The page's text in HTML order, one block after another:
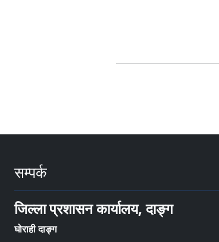
सम्पर्क
जिल्ला प्रशासन कार्यालय, दाङ्ग
घोराही दाङ्ग